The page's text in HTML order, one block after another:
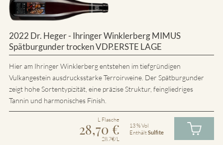
2022 Dr. Heger - Ihringer Winklerberg MIMUS
Spätburgunder trocken VDP.ERSTE LAGE
Hier am Ihringer Winklerberg entstehen im tiefgründigen
Vulkangestein ausdrucksstarke Terroirweine. Der Spätburgunder
zeigt hohe Sortentypizität, eine präzise Struktur, feingliedriges
Tannin und harmonisches Finish.
L Flasche
28,70 €
28.7€/L
13 % Vol
EnthältSulfite